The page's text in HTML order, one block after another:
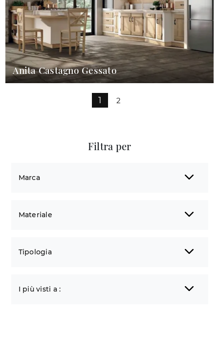
Anita Castagno Gessato
1 2
Filtra per
Marca
Materiale
Tipologia
I più visti a :